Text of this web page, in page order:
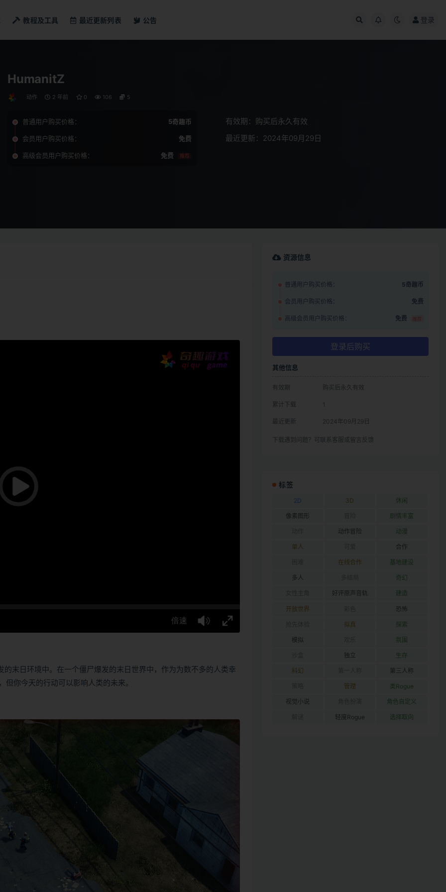
教程及工具 最近更新列表 公告 登录
HumanitZ
动作 2 年前 0 106 5
普通用户购买价格： 5奇趣币
会员用户购买价格： 免费
高级会员用户购买价格： 免费 推荐
有效期：购买后永久有效
最近更新：2024年09月29日
末日环境中。在一个僵尸爆发的末日世界中，作为为数不多的人类幸
你今天的行动可以影响人类的未来。
资源信息
普通用户购买价格： 5奇趣币
会员用户购买价格： 免费
高级会员用户购买价格： 免费 推荐
登录后购买
其他信息
有效期 购买后永久有效
累计下载 1
最近更新 2024年09月29日
下载遇到问题？可联系客服或留言反馈
标签
2D 3D 休闲
像素图形 剧情丰富
动作冒险 动漫
单人 合作
在线合作 基地建设
多人 奇幻
好评原声音轨 建造
开放世界 恐怖
拟真 探索
模拟 氛围
独立 生存
科幻 第三人称
管理 类Rogue
视觉小说 角色自定义
轻度Rogue 选择取向